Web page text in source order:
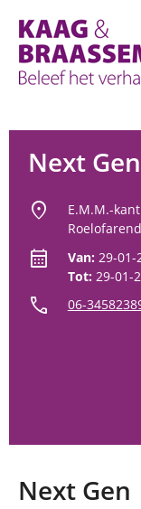
Next Gen
location_on
E.M.M.-
calendar_month Van: 29-01-
Tot: 29-01-
call 06-
Next Gen